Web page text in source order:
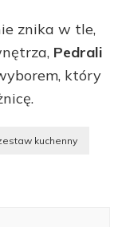
znika w tle,
Pedrali
który
kuchenny